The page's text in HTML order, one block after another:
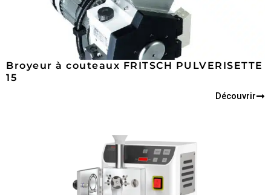
Broyeur à couteaux FRITSCH PULVERISETTE
15
Découvrir